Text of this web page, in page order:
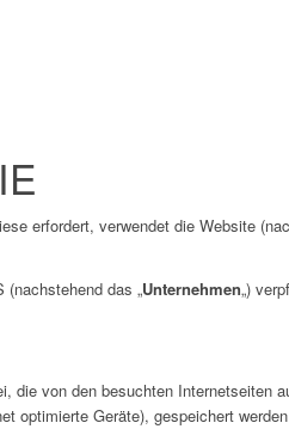
erfordert, verwendet die Website
das „Unternehmen„)
die von den besuchten
optimierte Geräte), gespeichert